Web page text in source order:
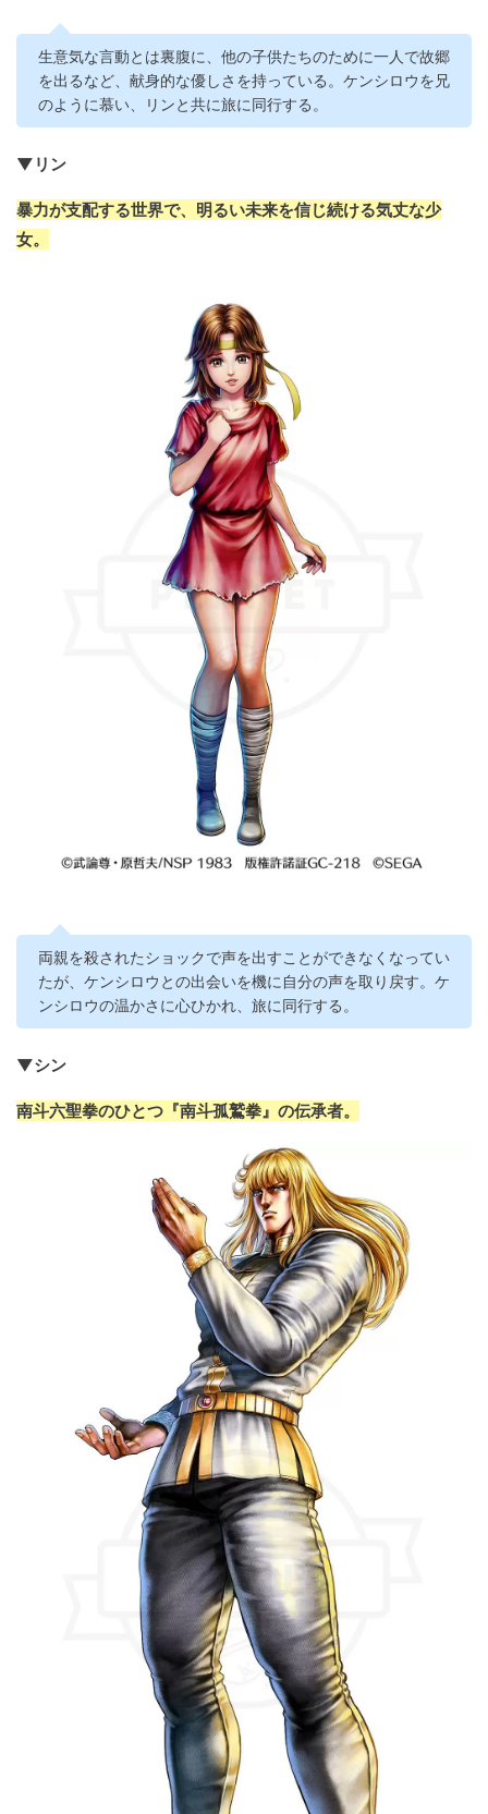
生意気な言動とは裏腹に、他の子供たちのために一人で故郷
を出るなど、献身的な優しさを持っている。ケンシロウを兄
のように慕い、リンと共に旅に同行する。
▼リン
暴力が支配する世界で、明るい未来を信じ続ける気丈な少
女。
両親を殺されたショックで声を出すことができなくなってい
たが、ケンシロウとの出会いを機に自分の声を取り戻す。ケ
ンシロウの温かさに心ひかれ、旅に同行する。
▼シン
南斗六聖拳のひとつ『南斗孤鷲拳』の伝承者。